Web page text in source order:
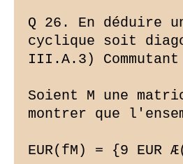
Q 26. En déduire
cyclique soit
III.A.3) Commutant
Soient M une
montrer que
EUR(fM) = {9 EUR